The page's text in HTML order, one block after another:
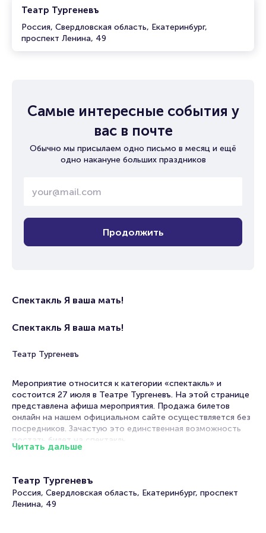
Театр Тургеневъ
Россия, Свердловская область, Екатеринбург,
проспект Ленина, 49
Самые интересные события у
вас в почте
Обычно мы присылаем одно письмо в месяц и ещё
одно накануне больших праздников
Продолжить
Спектакль Я ваша мать!
Спектакль Я ваша мать!
Театр Тургеневъ
Мероприятие относится к категории «спектакль» и
состоится 27 июля в Театре Тургеневъ. На этой странице
представлена афиша мероприятия. Продажа билетов
онлайн на нашем официальном сайте осуществляется без
посредников. Зачастую это единственная возможность
достать билет на спектакль.
современников, драмы, комедии, трагикомедии. В их
основе истории, основанные на реальных событиях или
вольном вымысле постановщиков. Театральный репертуар
Читать дальше
Театр Тургеневъ
Россия, Свердловская область, Екатеринбург, проспект
Ленина, 49